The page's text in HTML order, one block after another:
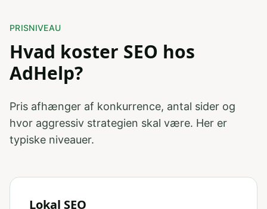
PRISNIVEAU
Hvad koster SEO hos
AdHelp?
Pris afhænger af konkurrence, antal sider og
hvor aggressiv strategien skal være. Her er
typiske niveauer.
Lokal SEO